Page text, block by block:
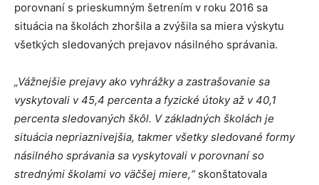
porovnaní s prieskumným šetrením v roku 2016 sa
situácia na školách zhoršila a zvýšila sa miera výskytu
všetkých sledovaných prejavov násilného správania.
„Vážnejšie prejavy ako vyhrážky a zastrašovanie sa
vyskytovali v 45,4 percenta a fyzické útoky až v 40,1
percenta sledovaných škôl. V základných školách je
situácia nepriaznivejšia, takmer všetky sledované formy
násilného správania sa vyskytovali v porovnaní so
strednými školami vo väčšej miere,“skonštatovala